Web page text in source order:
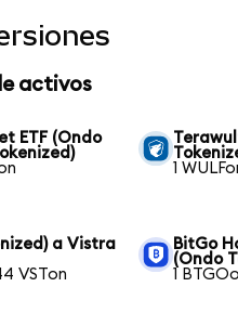
activos
ETF (Ondo
1
a Vistra
VSTon
BitGo
(Ondo
1